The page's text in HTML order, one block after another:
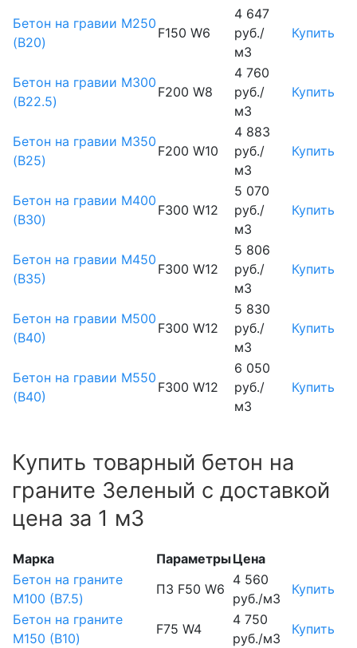
Бетон на гравии М250
(B20)
F150 W6
4 647
руб./
м3
Купить
Бетон на гравии М300
(B22.5)
F200 W8
4 760
руб./
м3
Купить
Бетон на гравии М350
(B25)
F200 W10
4 883
руб./
м3
Купить
Бетон на гравии М400
(B30)
F300 W12
5 070
руб./
м3
Купить
Бетон на гравии М450
(В35)
F300 W12
5 806
руб./
м3
Купить
Бетон на гравии М500
(В40)
F300 W12
5 830
руб./
м3
Купить
Бетон на гравии М550
(В40)
F300 W12
6 050
руб./
м3
Купить
Купить товарный бетон на
граните Зеленый с доставкой
цена за 1 м3
Марка ПараметрыЦена
Бетон на граните
М100 (B7.5)
П3 F50 W6
4 560
руб./м3
Купить
Бетон на граните
М150 (B10)
F75 W4
4 750
руб./м3
Купить